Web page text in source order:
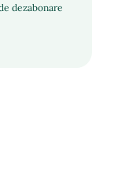
dezabonare